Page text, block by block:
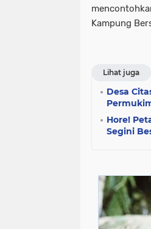
Kampung
Lihat juga
Desa
Hore!
Segini